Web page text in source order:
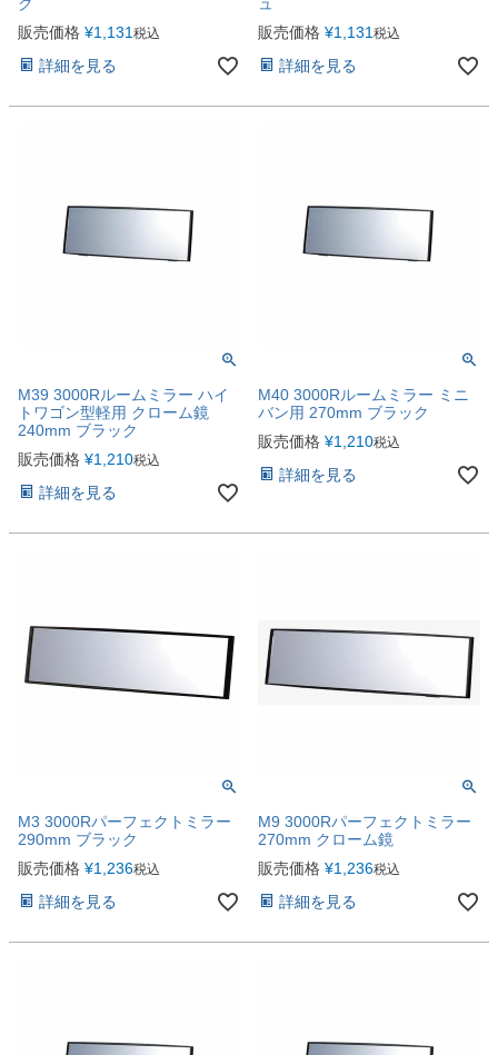
販売価格 ¥1,131 税込
詳細を見る
販売価格 ¥1,131 税込
詳細を見る
M39 3000Rルームミラー ハイ
トワゴン型軽用 クローム鏡
240mm ブラック
販売価格 ¥1,210税込
詳細を見る
M40 3000Rルームミラー ミニ
バン用 270mm ブラック
販売価格 ¥1,210税込
詳細を見る
M3 3000Rパーフェクトミラー
290mm ブラック
販売価格 ¥1,236税込
詳細を見る
M9 3000Rパーフェクトミラー
270mm クローム鏡
販売価格 ¥1,236税込
詳細を見る